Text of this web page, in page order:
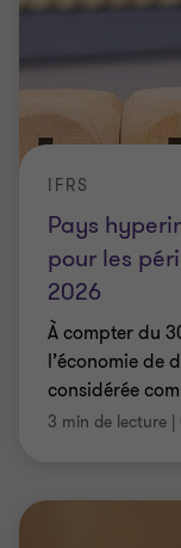
Pays
pour les
2026
IFRS
À compter du
l’économie de
considérée
3 min de lecture |